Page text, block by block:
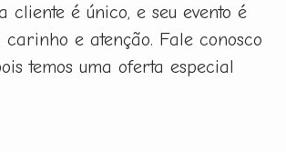
cliente é único, e seu evento é
carinho e atenção. Fale conosco
temos uma oferta especial